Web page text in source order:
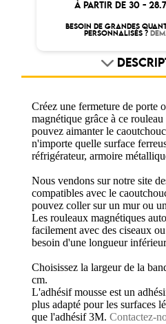
À PARTIR DE 30 -
BESOIN DE GRANDES
PERSONNALISÉS ?
Créez une fermeture de porte
magnétique grâce à ce
pouvez aimanter le
n'importe quelle surface
réfrigérateur, armoire
Nous vendons sur notre site
compatibles avec le
pouvez coller sur un mur ou
Les rouleaux magnétiques
facilement avec des ciseaux
besoin d'une longueur
Choisissez la largeur de la
cm.
L'adhésif mousse est un
plus adapté pour les surfaces
que l'adhésif 3M.Contactez-